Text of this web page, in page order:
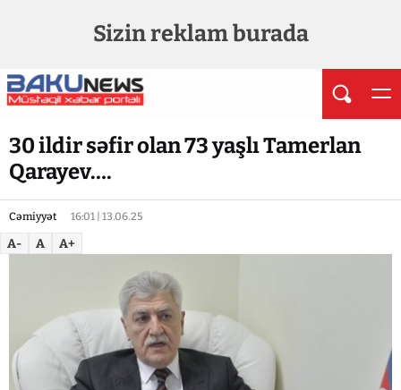
Sizin reklam burada
30 ildir səfir olan 73 yaşlı Tamerlan
Qarayev….
Cəmiyyət 16:01 | 13.06.25
A- A A+